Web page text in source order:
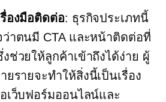
องมือติดต่อ: ธุรกิจประเภทนี้
ว่าตนมี CTA และหน้าติดต่อที่
ช่วยให้ลูกค้าเข้าถึงได้ง่าย ผู้
ยรายจะทำให้สิ่งนี้เป็นเรื่อง
เว็บฟอร์มออนไลน์และ